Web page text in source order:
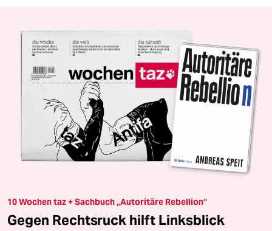
10 Wochen taz + Sachbuch „Autoritäre Rebellion“
Gegen Rechtsruck hilft Linksblick